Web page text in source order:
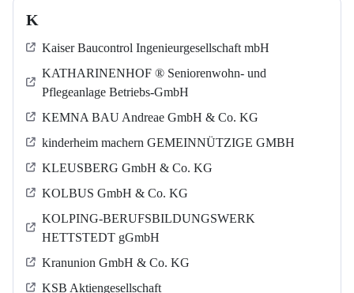
K
Kaiser Baucontrol Ingenieurgesellschaft mbH
KATHARINENHOF ® Seniorenwohn- und
Pflegeanlage Betriebs-GmbH
KEMNA BAU Andreae GmbH & Co. KG
kinderheim machern GEMEINNÜTZIGE GMBH
KLEUSBERG GmbH & Co. KG
KOLBUS GmbH & Co. KG
KOLPING-BERUFSBILDUNGSWERK
HETTSTEDT gGmbH
Kranunion GmbH & Co. KG
KSB Aktiengesellschaft